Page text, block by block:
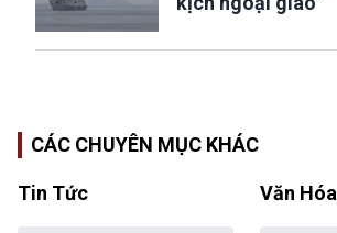
CÁC CHUYÊN MỤC KHÁC
Tin Tức Văn Hóa